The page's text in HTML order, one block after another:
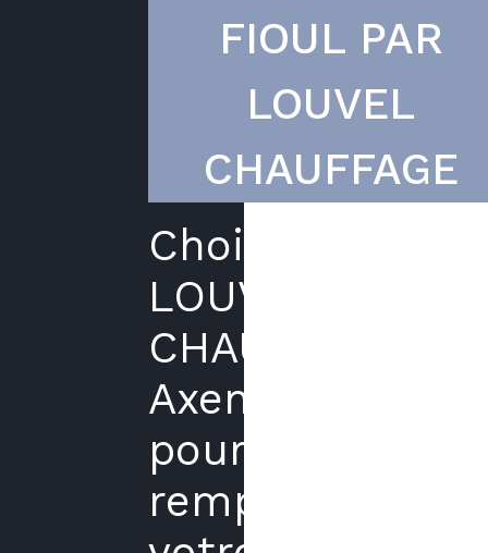
FIOUL PAR
LOUVEL
CHAUFFAGE
Choisir
LOUVEL
CHAUFFAGE
Axenergie
pour
remplacer